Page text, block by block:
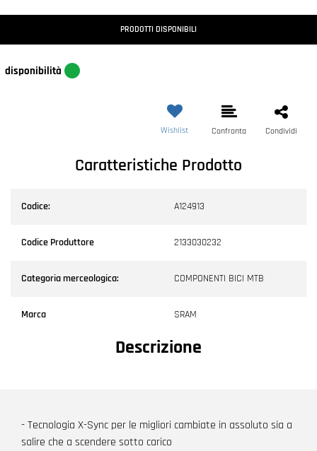
PRODOTTI DISPONIBILI
disponibilità
Wishlist Confronta Condividi
Caratteristiche Prodotto
Codice: A124913
Codice Produttore 2133030232
Categoria merceologica: COMPONENTI BICI MTB
Marca SRAM
Descrizione
- Tecnologia X-Sync per le migliori cambiate in assoluto sia a
salire che a scendere sotto carico